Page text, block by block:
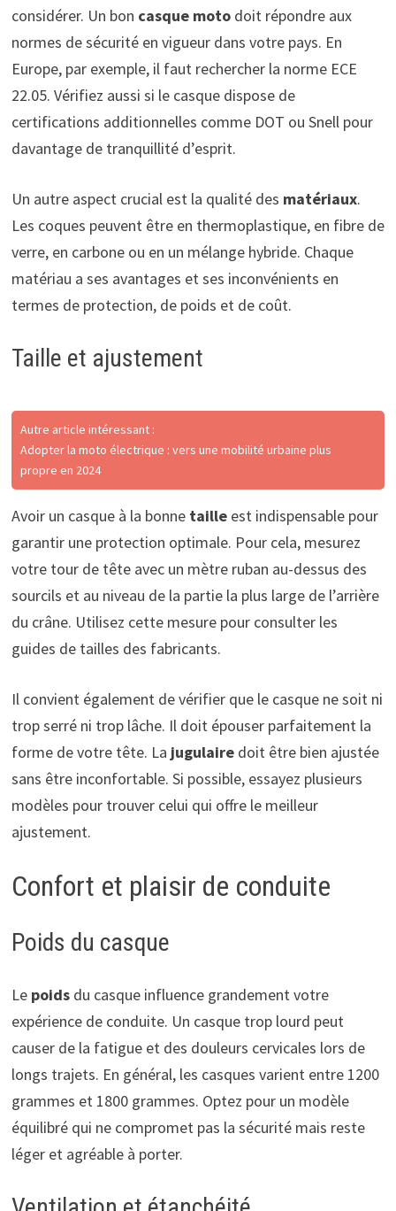
considérer. Un bon casque motodoit répondre aux
normes de sécurité en vigueur dans votre pays. En
Europe, par exemple, il faut rechercher la norme ECE
22.05. Vérifiez aussi si le casque dispose de
certifications additionnelles comme DOT ou Snell pour
davantage de tranquillité d’esprit.
Un autre aspect crucial est la qualité des matériaux.
Les coques peuvent être en thermoplastique, en fibre de
verre, en carbone ou en un mélange hybride. Chaque
matériau a ses avantages et ses inconvénients en
termes de protection, de poids et de coût.
Taille et ajustement
Autre article intéressant :
Adopter la moto électrique : vers une mobilité urbaine plus
propre en 2024
Avoir un casque à la bonne tailleest indispensable pour
garantir une protection optimale. Pour cela, mesurez
votre tour de tête avec un mètre ruban au-dessus des
sourcils et au niveau de la partie la plus large de l’arrière
du crâne. Utilisez cette mesure pour consulter les
guides de tailles des fabricants.
Il convient également de vérifier que le casque ne soit ni
trop serré ni trop lâche. Il doit épouser parfaitement la
forme de votre tête. La jugulairedoit être bien ajustée
sans être inconfortable. Si possible, essayez plusieurs
modèles pour trouver celui qui offre le meilleur
ajustement.
Confort et plaisir de conduite
Poids du casque
Le poidsdu casque influence grandement votre
expérience de conduite. Un casque trop lourd peut
causer de la fatigue et des douleurs cervicales lors de
longs trajets. En général, les casques varient entre 1200
grammes et 1800 grammes. Optez pour un modèle
équilibré qui ne compromet pas la sécurité mais reste
léger et agréable à porter.